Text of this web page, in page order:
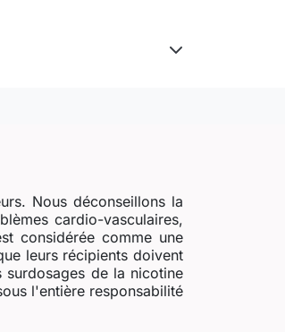
Nous déconseillons la
cardio-vasculaires,
considérée comme une
leurs récipients doivent
surdosages de la nicotine
l'entière responsabilité